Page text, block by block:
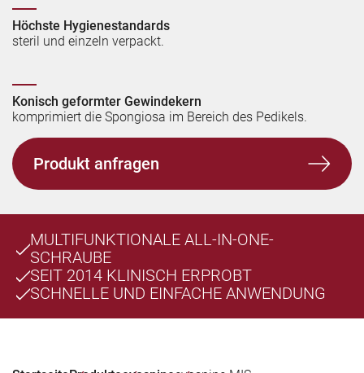
Höchste Hygienestandards
steril und einzeln verpackt.
Konisch geformter Gewindekern
komprimiert die Spongiosa im Bereich des Pedikels.
Produkt anfragen
MULTIFUNKTIONALE ALL-IN-ONE-
SCHRAUBE
SEIT 2014 KLINISCH ERPROBT
SCHNELLE UND EINFACHE ANWENDUNG